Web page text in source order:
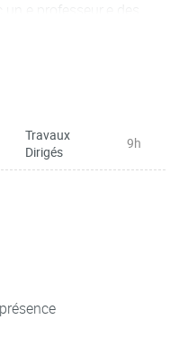
professeur.e des
(les planètes, les
dans les écoles (l'EDT
Travaux
Dirigés
9h